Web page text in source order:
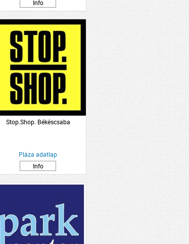
Info
Stop.Shop. Békéscsaba
Pláza adatlap
Info